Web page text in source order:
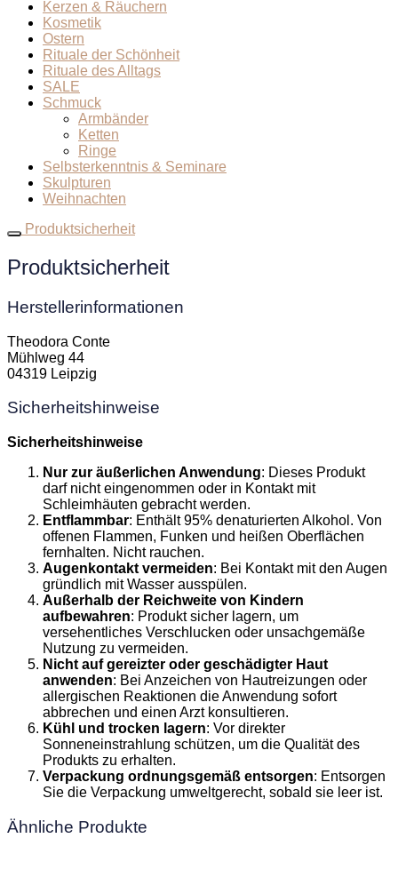
Kerzen & Räuchern
Kosmetik
Ostern
Rituale der Schönheit
Rituale des Alltags
SALE
Schmuck
Armbänder
Ketten
Ringe
Selbsterkenntnis & Seminare
Skulpturen
Weihnachten
Produktsicherheit
Produktsicherheit
Herstellerinformationen
Theodora Conte
Mühlweg 44
04319 Leipzig
Sicherheitshinweise
Sicherheitshinweise
Nur zur äußerlichen Anwendung: Dieses Produkt
darf nicht eingenommen oder in Kontakt mit
Schleimhäuten gebracht werden.
Entflammbar: Enthält 95% denaturierten Alkohol. Von
offenen Flammen, Funken und heißen Oberflächen
fernhalten. Nicht rauchen.
Augenkontakt vermeiden: Bei Kontakt mit den Augen
gründlich mit Wasser ausspülen.
Außerhalb der Reichweite von Kindern
aufbewahren: Produkt sicher lagern, um
versehentliches Verschlucken oder unsachgemäße
Nutzung zu vermeiden.
Nicht auf gereizter oder geschädigter Haut
anwenden: Bei Anzeichen von Hautreizungen oder
allergischen Reaktionen die Anwendung sofort
abbrechen und einen Arzt konsultieren.
Kühl und trocken lagern: Vor direkter
Sonneneinstrahlung schützen, um die Qualität des
Produkts zu erhalten.
Verpackung ordnungsgemäß entsorgen: Entsorgen
Sie die Verpackung umweltgerecht, sobald sie leer ist.
Ähnliche Produkte